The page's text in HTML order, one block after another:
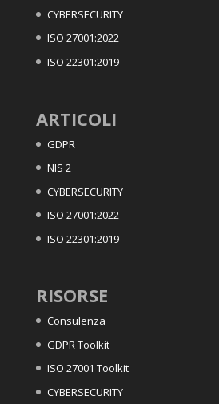
CYBERSECURITY
ISO 27001:2022
ISO 22301:2019
ARTICOLI
GDPR
NIS 2
CYBERSECURITY
ISO 27001:2022
ISO 22301:2019
RISORSE
Consulenza
GDPR Toolkit
ISO 27001 Toolkit
CYBERSECURITY